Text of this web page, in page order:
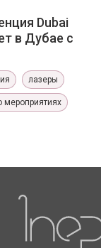
Dubai
в Дубае с
лазеры
мероприятиях